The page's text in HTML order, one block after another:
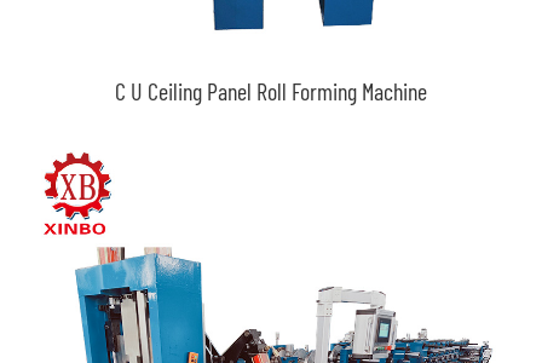
C U Ceiling Panel Roll Forming Machine